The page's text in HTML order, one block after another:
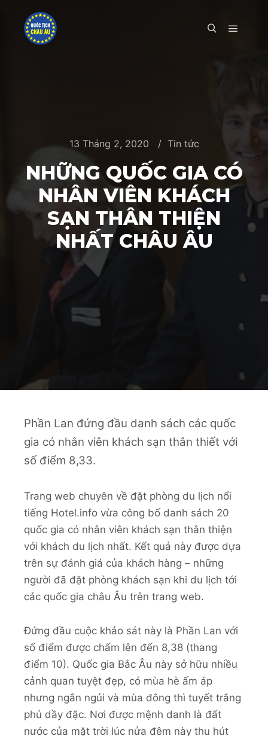
13 Tháng 2, 2020 Tin tức
NHỮNG QUỐC GIA CÓ
NHÂN VIÊN KHÁCH
SẠN THÂN THIỆN
NHẤT CHÂU ÂU
Phần Lan đứng đầu danh sách các quốc
gia có nhân viên khách sạn thân thiết với
số điểm 8,33.
Trang web chuyên về đặt phòng du lịch nổi
tiếng Hotel.info vừa công bố danh sách 20
quốc gia có nhân viên khách sạn thân thiện
với khách du lịch nhất. Kết quả này được dựa
trên sự đánh giá của khách hàng – những
người đã đặt phòng khách sạn khi du lịch tới
các quốc gia châu Âu trên trang web.
Đứng đầu cuộc khảo sát này là Phần Lan với
số điểm được chấm lên đến 8,38 (thang
điểm 10). Quốc gia Bắc Âu này sở hữu nhiều
cảnh quan tuyệt đẹp, có mùa hè ấm áp
nhưng ngắn ngủi và mùa đông thì tuyết trắng
phủ dầy đặc. Nơi được mệnh danh là đất
nước của mặt trời lúc nửa đêm này thu hút